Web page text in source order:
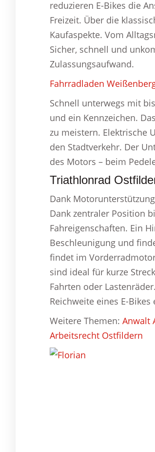
reduzieren E-Bikes die
Freizeit. Über die
Kaufaspekte. Vom
Sicher, schnell und
Zulassungsaufwand.
Fahrradladen
Schnell unterwegs mit
und ein Kennzeichen.
zu meistern. Elektrische
den Stadtverkehr. Der
des Motors – beim
Triathlonrad
Dank
Dank zentraler Position
Fahreigenschaften. Ein
Beschleunigung und
findet im
sind ideal für kurze
Fahrten oder
Reichweite eines E-
Weitere Themen: Anwalt
Arbeitsrecht Ostfildern